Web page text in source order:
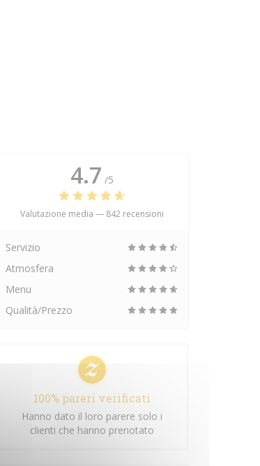
4.7 /5
Valutazione media — 842 recensioni
Servizio
Atmosfera
Menu
Qualità/Prezzo
100% pareri verificati
Hanno dato il loro parere solo i
clienti che hanno prenotato